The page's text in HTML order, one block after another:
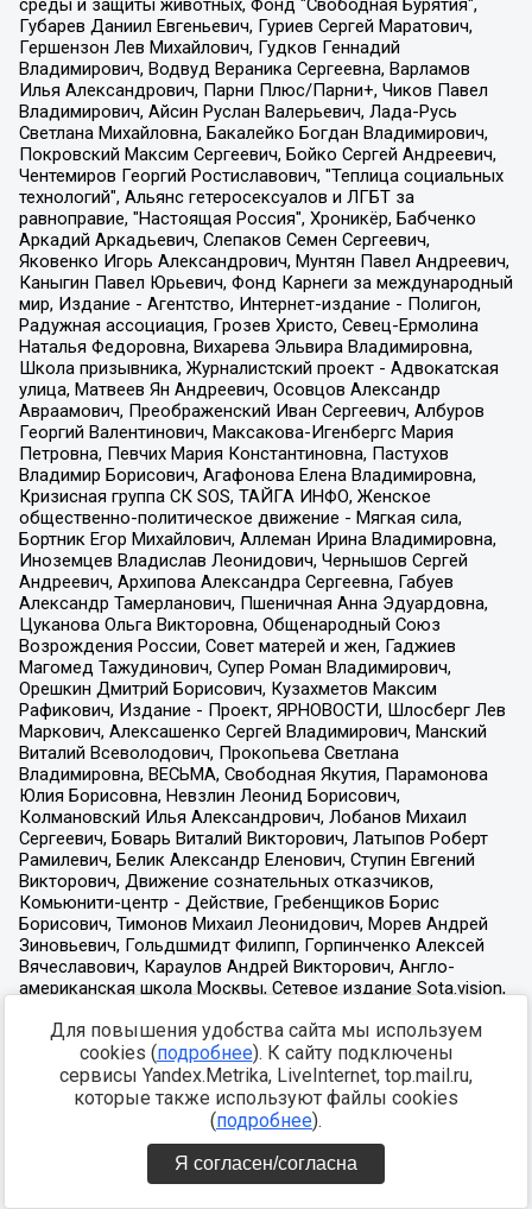
Для повышения удобства сайта мы используем
cookies (подробнее). К сайту подключены
сервисы Yandex.Metrika, LiveInternet, top.mail.ru,
которые также используют файлы cookies
(подробнее).
Я согласен/согласна